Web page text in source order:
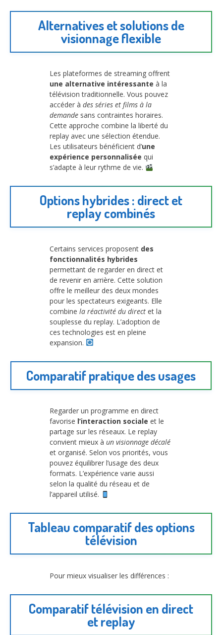
Alternatives et solutions de
visionnage flexible
Les plateformes de streaming offrent
une alternative intéressante à la
télévision traditionnelle. Vous pouvez
accéder à des séries et films à la
demande sans contraintes horaires.
Cette approche combine la liberté du
replay avec une sélection étendue.
Les utilisateurs bénéficient d’une
expérience personnalisée qui
s’adapte à leur rythme de vie.
Options hybrides : direct et
replay combinés
Certains services proposent des
fonctionnalités hybrides
permettant de regarder en direct et
de revenir en arrière. Cette solution
offre le meilleur des deux mondes
pour les spectateurs exigeants. Elle
combine la réactivité du direct et la
souplesse du replay. L’adoption de
ces technologies est en pleine
expansion.
Comparatif pratique des usages
Regarder un programme en direct
favorise l’interaction sociale et le
partage sur les réseaux. Le replay
convient mieux à un visionnage décalé
et organisé. Selon vos priorités, vous
pouvez équilibrer l’usage des deux
formats. L’expérience varie aussi
selon la qualité du réseau et de
l’appareil utilisé.
Tableau comparatif des options
télévision
Pour mieux visualiser les différences :
Comparatif télévision en direct
et replay